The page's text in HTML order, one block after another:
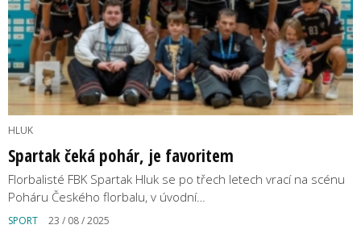
HLUK
Spartak čeká pohár, je favoritem
Florbalisté FBK Spartak Hluk se po třech letech vrací na scénu
Poháru Českého florbalu, v úvodní…
SPORT 23 / 08 / 2025